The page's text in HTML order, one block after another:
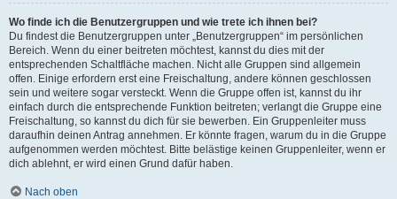
Wo finde ich die Benutzergruppen und wie trete ich ihnen bei?
Du findest die Benutzergruppen unter „Benutzergruppen“ im persönlichen
Bereich. Wenn du einer beitreten möchtest, kannst du dies mit der
entsprechenden Schaltfläche machen. Nicht alle Gruppen sind allgemein
offen. Einige erfordern erst eine Freischaltung, andere können geschlossen
sein und weitere sogar versteckt. Wenn die Gruppe offen ist, kannst du ihr
einfach durch die entsprechende Funktion beitreten; verlangt die Gruppe eine
Freischaltung, so kannst du dich für sie bewerben. Ein Gruppenleiter muss
daraufhin deinen Antrag annehmen. Er könnte fragen, warum du in die Gruppe
aufgenommen werden möchtest. Bitte belästige keinen Gruppenleiter, wenn er
dich ablehnt, er wird einen Grund dafür haben.
Nach oben